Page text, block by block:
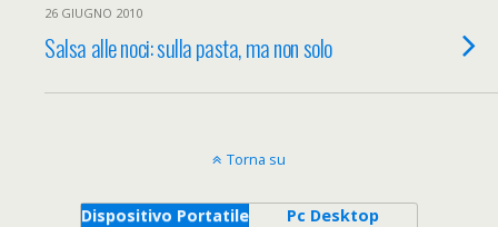
26 GIUGNO 2010
Salsa alle noci: sulla pasta, ma non solo
Torna su
Dispositivo Portatile Pc Desktop